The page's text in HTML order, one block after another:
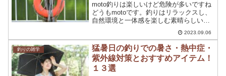
moto釣りは楽しいけど危険が多いですね
どうもmotoです。釣りはリラックスし、
自然環境と一体感を楽しむ素晴らしい方
法ですが、安全に楽しむためには危険性
を認識し、適切な対策を取ることが肝要
です。この記事では、釣りの危険性を詳
しく掘り下げ、安...
2023.09.06
釣りの雑学
猛暑日の釣りでの暑さ・熱中症・
紫外線対策とおすすめアイテム！
１３選